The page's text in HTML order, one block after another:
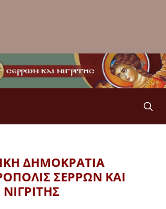
ΔΗΜΟΚΡΑΤΙΑ
ΣΕΡΡΩΝ ΚΑΙ
ΝΙΓΡΙΤΗΣ